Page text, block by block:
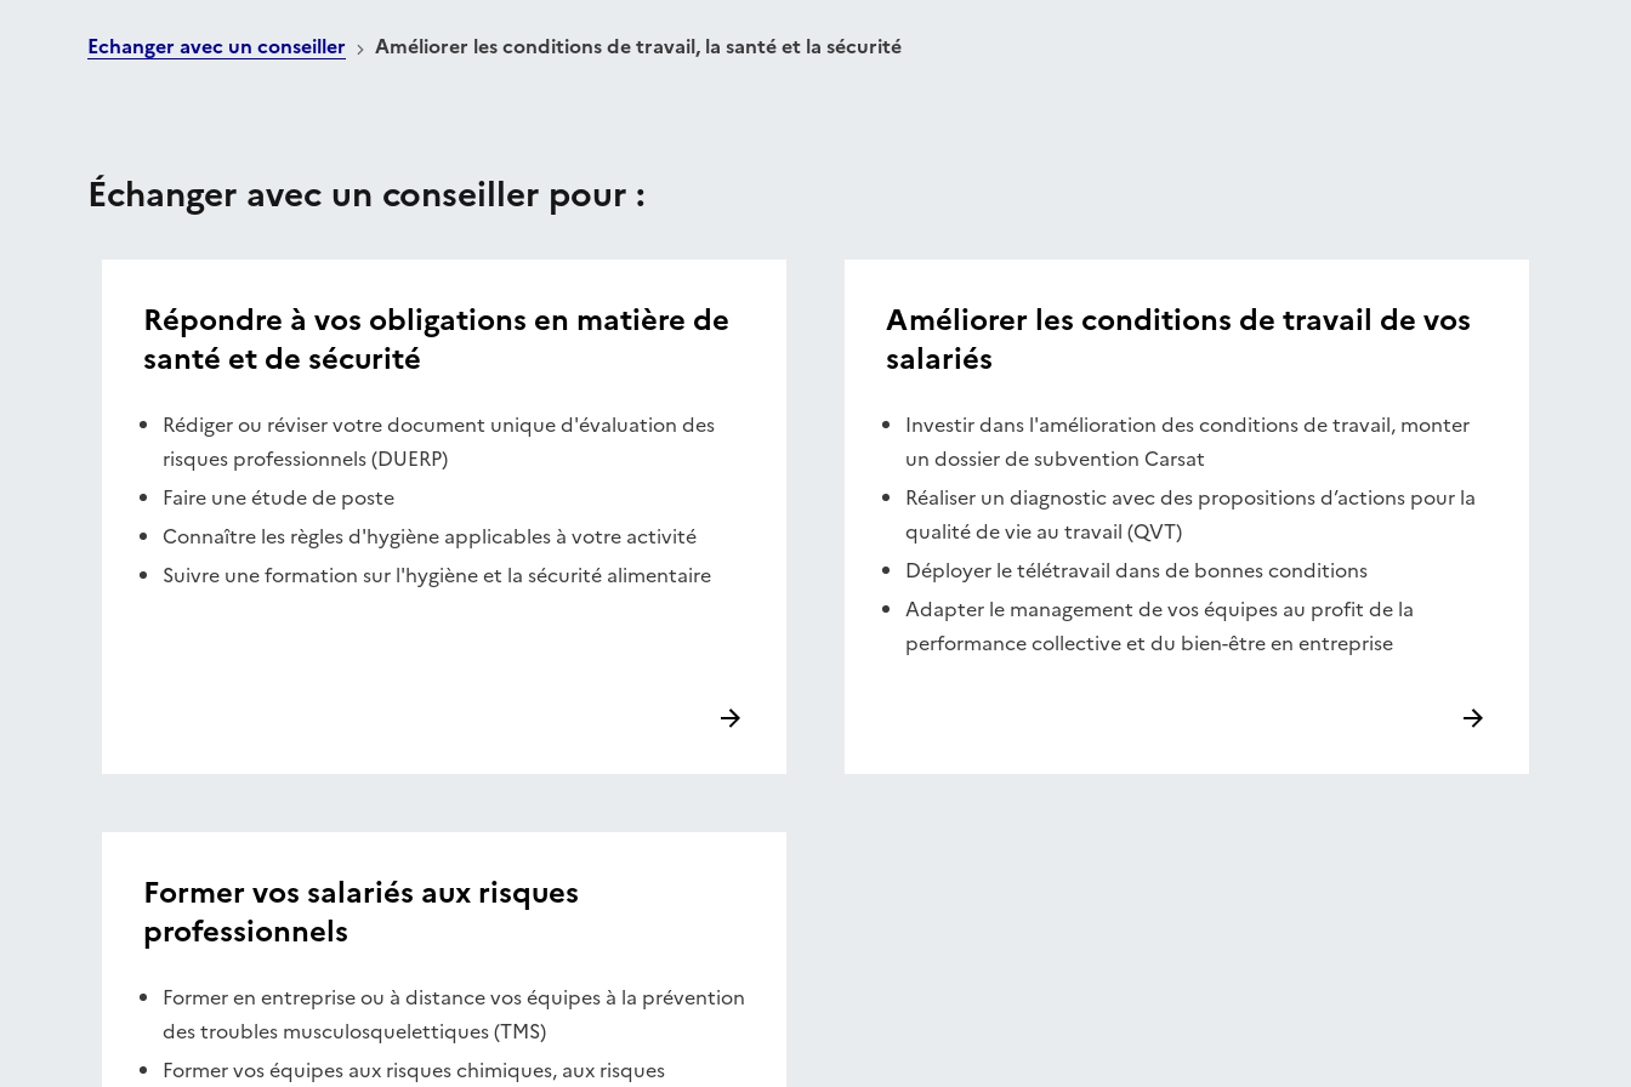
Echanger avec un conseiller Améliorer les conditions de travail, la santé et la sécurité
Échanger avec un conseiller pour :
Répondre à vos obligations en matière de
santé et de sécurité
Rédiger ou réviser votre document unique d'évaluation des
risques professionnels (DUERP)
Faire une étude de poste
Connaître les règles d'hygiène applicables à votre activité
Suivre une formation sur l'hygiène et la sécurité alimentaire
Améliorer les conditions de travail de vos
salariés
Investir dans l'amélioration des conditions de travail, monter
un dossier de subvention Carsat
Réaliser un diagnostic avec des propositions d’actions pour la
qualité de vie au travail (QVT)
Déployer le télétravail dans de bonnes conditions
Adapter le management de vos équipes au profit de la
performance collective et du bien-être en entreprise
Former vos salariés aux risques
professionnels
Former en entreprise ou à distance vos équipes à la prévention
des troubles musculosquelettiques (TMS)
Former vos équipes aux risques chimiques, aux risques